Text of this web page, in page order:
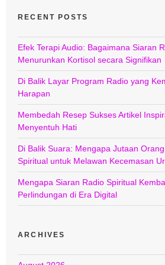
RECENT POSTS
Efek Terapi Audio: Bagaimana Siaran
Menurunkan Kortisol secara Signifikan
Di Balik Layar Program Radio yang
Harapan
Membedah Resep Sukses Artikel
Menyentuh Hati
Di Balik Suara: Mengapa Jutaan
Spiritual untuk Melawan Kecemasan
Mengapa Siaran Radio Spiritual
Perlindungan di Era Digital
ARCHIVES